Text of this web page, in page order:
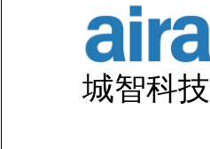
城智科技